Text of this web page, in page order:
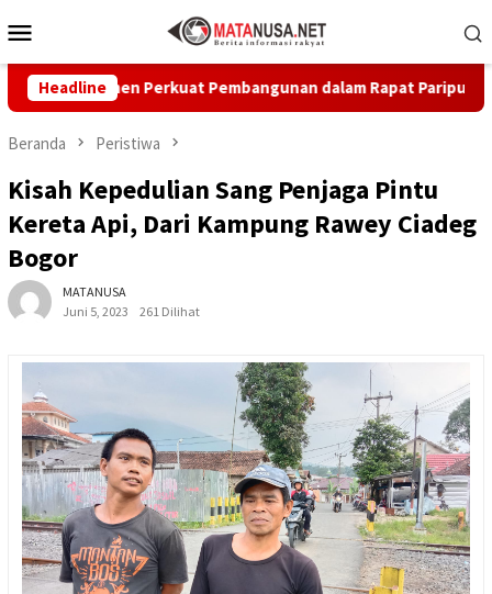
ke
Mobile
Headline
Perkuat Pembangunan dalam Rapat Paripurna Dprd
Beranda Peristiwa
Kisah Kepedulian Sang Penjaga Pintu
Kereta Api, Dari Kampung Rawey Ciadeg
Bogor
MATANUSA
Juni 5, 2023
261 Dilihat